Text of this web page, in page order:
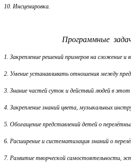
10. Инсценировка.
Программные
1. Закрепление решений примеров на сложение и
2. Умение устанавливать отношения между
3. Знание частей суток и действий людей в
4. Закрепление знаний цвета, музыкальных
5. Обогащение представлений детей о
6. Расширение и систематизация знаний о
7. Развитие творческой самостоятельности,